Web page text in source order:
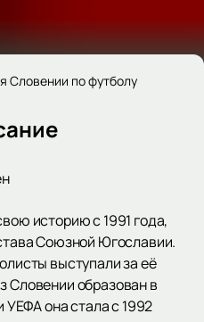
Словении по футболу
историю с 1991 года,
Союзной Югославии.
выступали за её
Словении образован в
УЕФА она стала с 1992